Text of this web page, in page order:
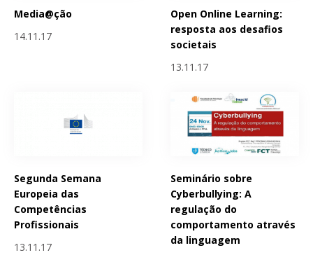
Media@ção
14.11.17
Open Online Learning:
resposta aos desafios
societais
13.11.17
Segunda Semana
Europeia das
Competências
Profissionais
13.11.17
Seminário sobre
Cyberbullying: A
regulação do
comportamento através
da linguagem